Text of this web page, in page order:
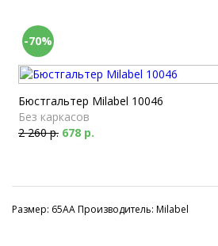
-70%
Бюстгальтер Milabel 10046
Без каркасов
2 260 р. 678 р.
Размер: 65AA Производитель: Milabel